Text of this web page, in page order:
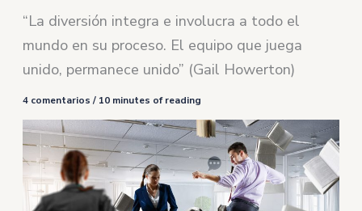
“La diversión integra e involucra a todo el
mundo en su proceso. El equipo que juega
unido, permanece unido” (Gail Howerton)
4 comentarios / 10 minutes of reading